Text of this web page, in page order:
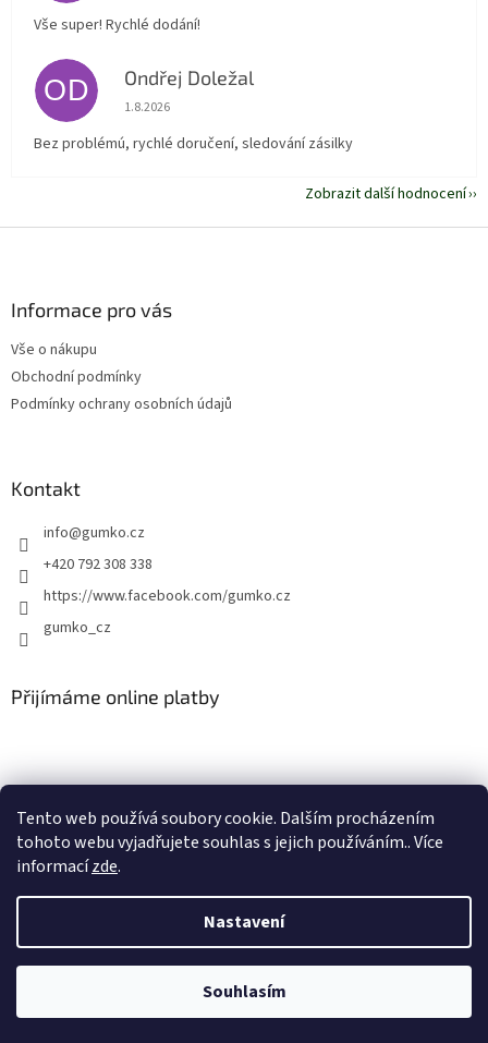
Tento web používá soubory cookie. Dalším procházením
tohoto webu vyjadřujete souhlas s jejich používáním.. Více
informacízde.
Nastavení
Souhlasím
Vše super! Rychlé dodání!
OD Ondřej Doležal
Hodnocení obchodu je 5 z 5 hvězdiček.
1.8.2026
Bez problémú, rychlé doručení, sledování zásilky
Zobrazit další hodnocení
Informace pro vás
Vše o nákupu
Obchodní podmínky
Podmínky ochrany osobních údajů
Kontakt
info@gumko.cz
+420 792 308 338
https://www.facebook.com/gumko.cz
gumko_cz
Přijímáme online platby
Vytvořil Shoptet
Autokoberce-zubri.cz. Všechna práva vyhrazena.
Odstoupit od smlouvy